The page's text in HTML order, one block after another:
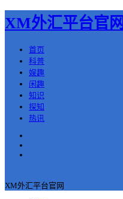
XM外汇平台官网
首页
科普
娱趣
闲趣
知识
探知
热讯
XM外汇平台官网